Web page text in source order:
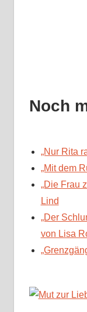
Noch
„Nur Rita
„Mit dem
„Die Frau
Lind
„Der
von Lisa